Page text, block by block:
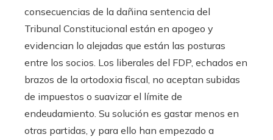
consecuencias de la dañina sentencia del
Tribunal Constitucional están en apogeo y
evidencian lo alejadas que están las posturas
entre los socios. Los liberales del FDP, echados en
brazos de la ortodoxia fiscal, no aceptan subidas
de impuestos o suavizar el límite de
endeudamiento. Su solución es gastar menos en
otras partidas, y para ello han empezado a